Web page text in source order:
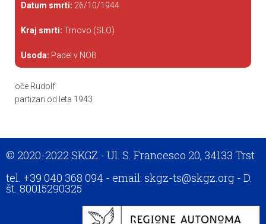
Datum smrti: 26/10/1944
Kraj smrti: Trnovo (SLO)
Usoda: Padel v NOB
oče Rudolf
partizan od leta 1943
© 2020-2022 SKGZ - Ul. S. Francesco 20, 34133 Trst
tel. +39 040 368 094 - email: skgz-ts@skgz.org - D.
št. 80015290325